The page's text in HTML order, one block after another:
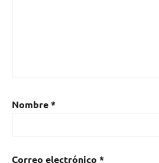
Nombre*
Correo electrónico *